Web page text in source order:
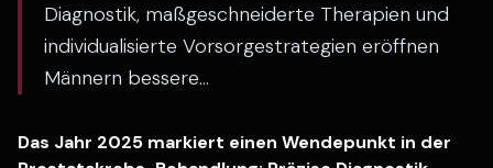
Diagnostik, maßgeschneiderte Therapien und
individualisierte Vorsorgestrategien eröffnen
Männern bessere...
Das Jahr 2025 markiert einen Wendepunkt in der